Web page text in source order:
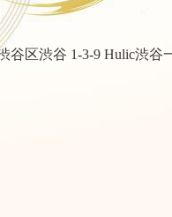
谷区渋谷 1-3-9 Hulic渋谷